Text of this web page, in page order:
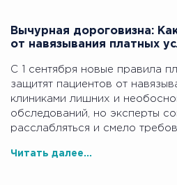
Вычурная дороговизна:
от навязывания платных
С 1 сентября новые правила
защитят пациентов от
клиниками лишних и
обследований, но эксперты
расслабляться и смело
Читать далее...